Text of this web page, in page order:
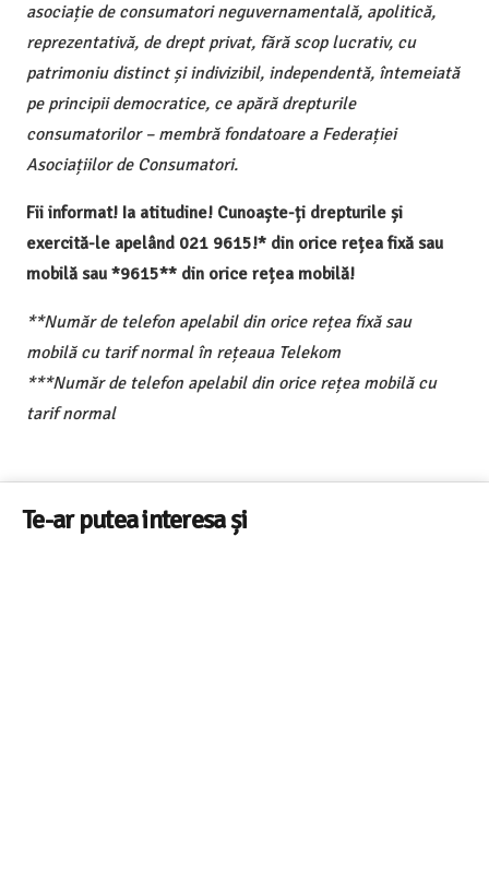
asociație de consumatori neguvernamentală, apolitică,
reprezentativă, de drept privat, fără scop lucrativ, cu
patrimoniu distinct și indivizibil, independentă, întemeiată
pe principii democratice, ce apără drepturile
consumatorilor – membră fondatoare a Federației
Asociațiilor de Consumatori.
Fii informat! Ia atitudine! Cunoaște-ți drepturile și
exercită-le apelând 021 9615!* din orice rețea fixă sau
mobilă sau *9615** din orice rețea mobilă!
**Număr de telefon apelabil din orice rețea fixă sau
mobilă cu tarif normal în rețeaua Telekom
***Număr de telefon apelabil din orice rețea mobilă cu
tarif normal
Te-ar putea interesa și